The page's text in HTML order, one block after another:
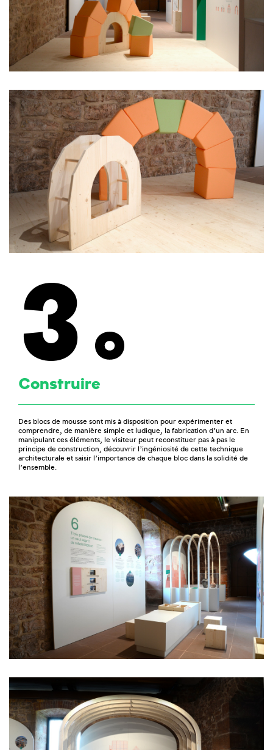
3
Construire
Des blocs de mousse sont mis à disposition pour expérimenter et
comprendre, de manière simple et ludique, la fabrication d’un arc. En
manipulant ces éléments, le visiteur peut reconstituer pas à pas le
principe de construction, découvrir l’ingéniosité de cette technique
architecturale et saisir l’importance de chaque bloc dans la solidité de
l’ensemble.